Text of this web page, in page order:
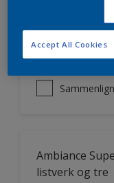
Ambiance
listverk og tre
Accept All Cookies